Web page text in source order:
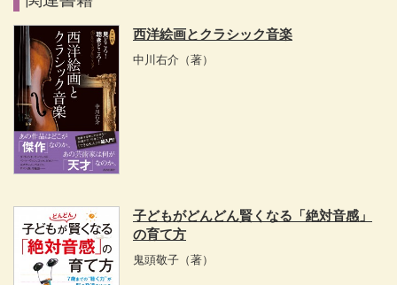
西洋絵画とクラシック音楽
中川右介 （著）
子どもがどんどん賢くなる「絶対音感」
の育て方
鬼頭敬子 （著）